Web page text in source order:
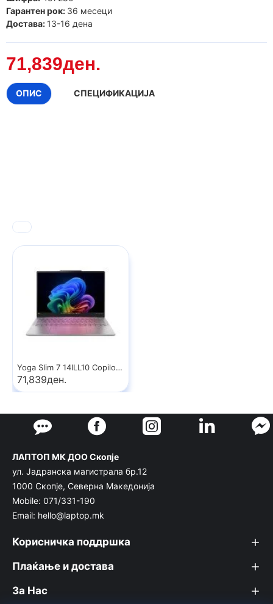
71,839ден.
Гарантен рок: 36 месеци
Достава: 13-16 дена
ОПИС СПЕЦИФИКАЦИЈА
Yoga Slim 7 14ILL10 Copilot+ PC
71,839ден.
ЛАПТОП МК ДОО Скопје
ул. Јадранска магистрала бр.12
1000 Скопје, Северна Македонија
Mobile: 071/331-190
Email: hello@laptop.mk
Корисничка поддршка
Плаќање и достава
За Нас